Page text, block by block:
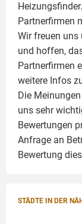
Partnerfirmen
Wir freuen uns
und hoffen,
Partnerfirmen
weitere Infos
Die
uns sehr
Bewertungen
Anfrage an
Bewertung
STÄDTE IN DER